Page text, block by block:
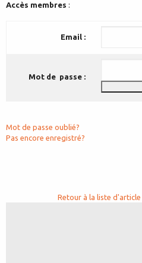
Accès membres :
Email :
Mot de passe :
Mot de passe oublié?
Pas encore enregistré?
Retour à la liste d'article